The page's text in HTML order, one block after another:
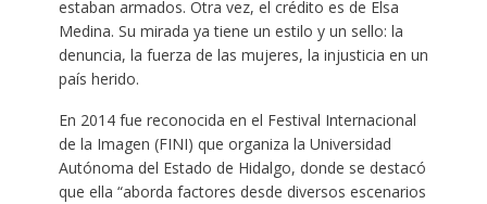
estaban armados. Otra vez, el crédito es de Elsa
Medina. Su mirada ya tiene un estilo y un sello: la
denuncia, la fuerza de las mujeres, la injusticia en un
país herido.
En 2014 fue reconocida en el Festival Internacional
de la Imagen (FINI) que organiza la Universidad
Autónoma del Estado de Hidalgo, donde se destacó
que ella “aborda factores desde diversos escenarios